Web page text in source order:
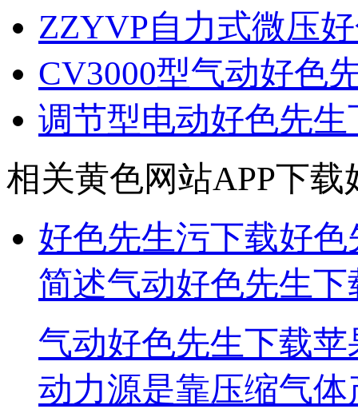
ZZYVP自力式微压
CV3000型气动好色
调节型电动好色先
相关黄色网站APP下载
好色先生污下载好
简述气动好色先生
气动好色先生下载苹
动力源是靠压缩气体